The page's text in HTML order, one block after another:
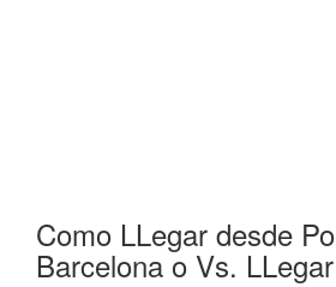
Como LLegar desde
Barcelona o Vs.